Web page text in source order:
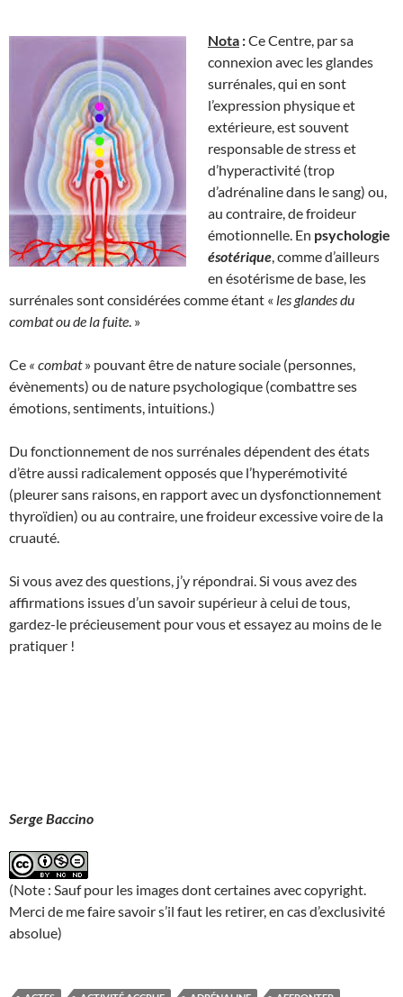
Nota :Ce Centre, par sa
connexion avec les glandes
surrénales, qui en sont
l’expression physique et
extérieure, est souvent
responsable de stress et
d’hyperactivité (trop
d’adrénaline dans le sang) ou,
au contraire, de froideur
émotionnelle. En psychologie
ésotérique, comme d’ailleurs
en ésotérisme de base, les
surrénales sont considérées comme étant « les glandes du
combat ou de la fuite. »
Ce « combat» pouvant être de nature sociale (personnes,
évènements) ou de nature psychologique (combattre ses
émotions, sentiments, intuitions.)
Du fonctionnement de nos surrénales dépendent des états
d’être aussi radicalement opposés que l’hyperémotivité
(pleurer sans raisons, en rapport avec un dysfonctionnement
thyroïdien) ou au contraire, une froideur excessive voire de la
cruauté.
Si vous avez des questions, j’y répondrai. Si vous avez des
affirmations issues d’un savoir supérieur à celui de tous,
gardez-le précieusement pour vous et essayez au moins de le
pratiquer !
Serge Baccino
(Note : Sauf pour les images dont certaines avec copyright.
Merci de me faire savoir s’il faut les retirer, en cas d’exclusivité
absolue)